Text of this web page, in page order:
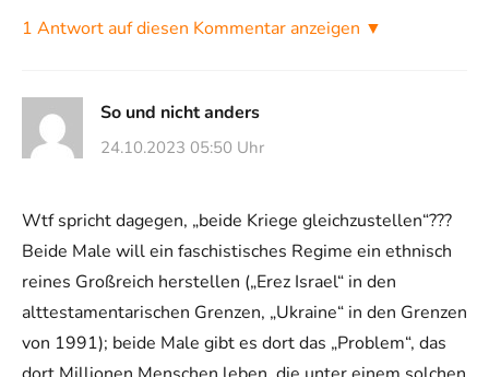
1 Antwort auf diesen Kommentar anzeigen ▼
So und nicht anders
24.10.2023 05:50 Uhr
Wtf spricht dagegen, „beide Kriege gleichzustellen“???
Beide Male will ein faschistisches Regime ein ethnisch
reines Großreich herstellen („Erez Israel“ in den
alttestamentarischen Grenzen, „Ukraine“ in den Grenzen
von 1991); beide Male gibt es dort das „Problem“, das